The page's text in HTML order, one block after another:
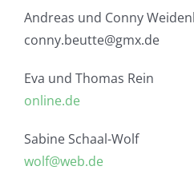
Andreas und Conny
conny.beutte@gmx.de
Eva und
online.de
Sabine
wolf@web.de